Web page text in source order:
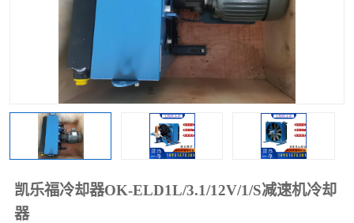
凯乐福冷却器OK-ELD1L/3.1/12V/1/S减速机冷却
器